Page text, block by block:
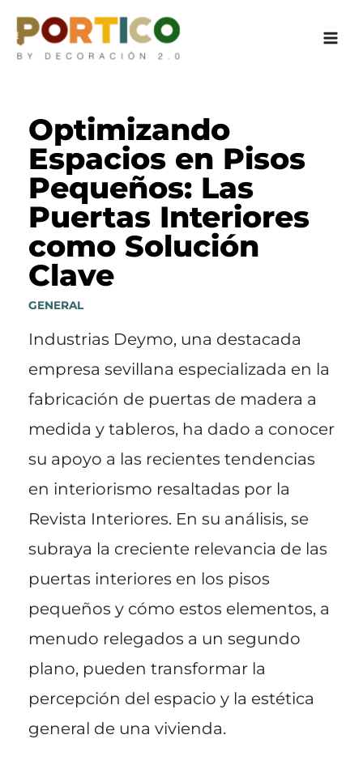
contenido
Optimizando
Espacios en Pisos
Pequeños: Las
Puertas Interiores
como Solución
Clave
GENERAL
Industrias Deymo, una destacada
empresa sevillana especializada en la
fabricación de puertas de madera a
medida y tableros, ha dado a conocer
su apoyo a las recientes tendencias
en interiorismo resaltadas por la
Revista Interiores. En su análisis, se
subraya la creciente relevancia de las
puertas interiores en los pisos
pequeños y cómo estos elementos, a
menudo relegados a un segundo
plano, pueden transformar la
percepción del espacio y la estética
general de una vivienda.